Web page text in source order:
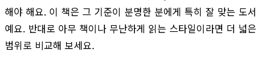
해야 해요. 이 책은 그 기준이 분명한 분에게 특히 잘 맞는 도서
예요. 반대로 아무 책이나 무난하게 읽는 스타일이라면 더 넓은
범위로 비교해 보세요.